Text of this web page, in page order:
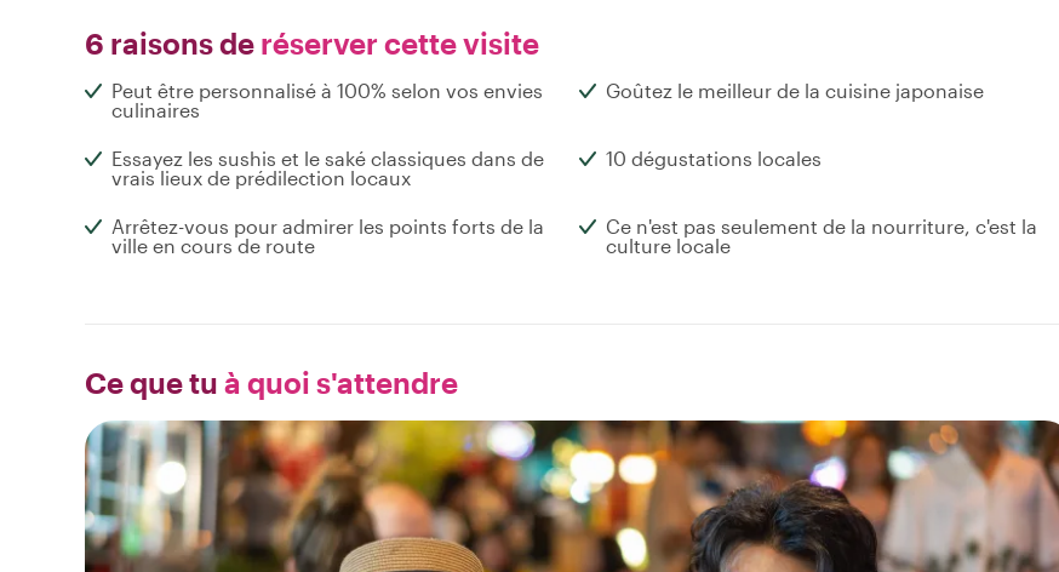
6 raisons de réserver cette visite
Peut être personnalisé à 100% selon vos envies
culinaires
Goûtez le meilleur de la cuisine japonaise
Essayez les sushis et le saké classiques dans de
vrais lieux de prédilection locaux
10 dégustations locales
Arrêtez-vous pour admirer les points forts de la
ville en cours de route
Ce n'est pas seulement de la nourriture, c'est la
culture locale
Ce que tu à quoi s'attendre